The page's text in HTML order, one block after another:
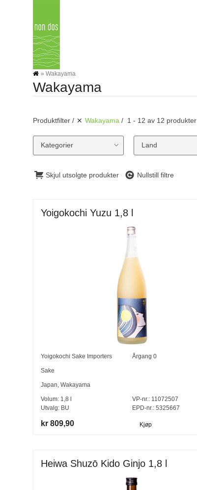
»Wakayama
Wakayama
Produktfilter Wakayama 1 - 12 av 12 produkter
Kategorier Land
Skjul utsolgte produkter Nullstill filtre
Yoigokochi Yuzu 1,8 l
Yoigokochi Sake Importers Årgang 0
Sake
Japan,Wakayama
Volum: 1,8
Utvalg: BU
VP-nr.:11072507
EPD-nr.: 5325667
kr 809,90 Kjøp
Heiwa Shuzō Kido Ginjo 1,8 l